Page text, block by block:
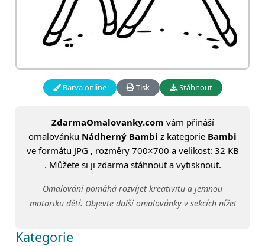
Barva online Tisk Stáhnout
ZdarmaOmalovanky.com vám přináší
omalovánku Nádherný Bambi z kategorie Bambi
ve formátu JPG , rozměry 700×700 a velikost: 32 KB
. Můžete si ji zdarma stáhnout a vytisknout.
Omalování pomáhá rozvíjet kreativitu a jemnou
motoriku dětí. Objevte další omalovánky v sekcích níže!
Kategorie